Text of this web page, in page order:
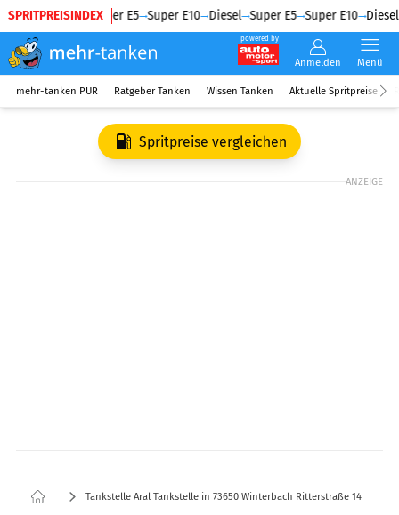
SPRITPREISINDEX
Diesel Super E5 Super E10 Diesel Super E5 Super E10 Diesel
powered by
Anmelden Menü
mehr-tanken PUR Ratgeber Tanken Wissen Tanken Aktuelle Spritpreise
Spritpreise vergleichen
ANZEIGE
Tankstelle Aral Tankstelle in 73650 Winterbach Ritterstraße 14